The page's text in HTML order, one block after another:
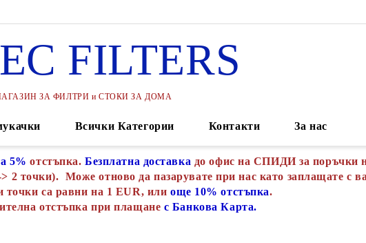
FILTERS
ЗА ФИЛТРИ и СТОКИ ЗА ДОМА
Всички Категории Контакти За нас
5% отстъпка.Безплатна доставка до офис на СПИДИ за поръчки
2 точки). Може отново да пазарувате при нас като заплащате с
точки са равни на 1 EUR, или още 10% отстъпка.
отстъпка при плащане с Банкова Карта.